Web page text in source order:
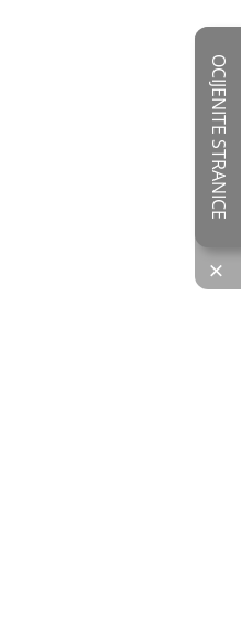
×
OCIJENITE STRANICE